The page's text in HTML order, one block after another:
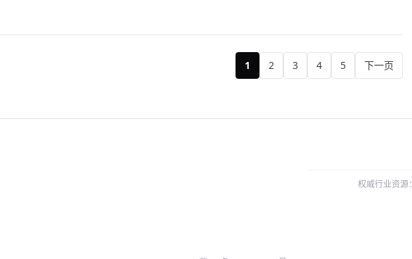
1 2 3 4 5 下一页
权威行业资源：